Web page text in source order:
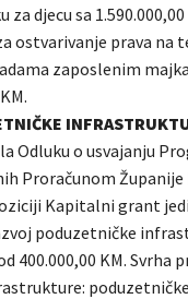
djecu sa 1.590.000,00
ostvarivanje prava na
zaposlenim
Odluku o usvajanju
Proračunom Županije
Kapitalni grant
poduzetničke
400.000,00 KM. Svrha